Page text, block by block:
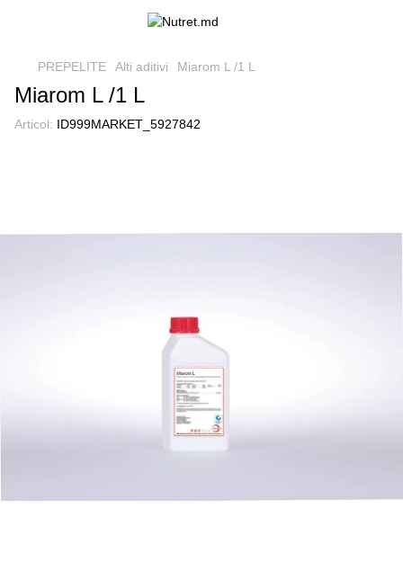
PREPELITE Alti aditivi Miarom L /1 L
Miarom L /1 L
Articol: ID999MARKET_5927842